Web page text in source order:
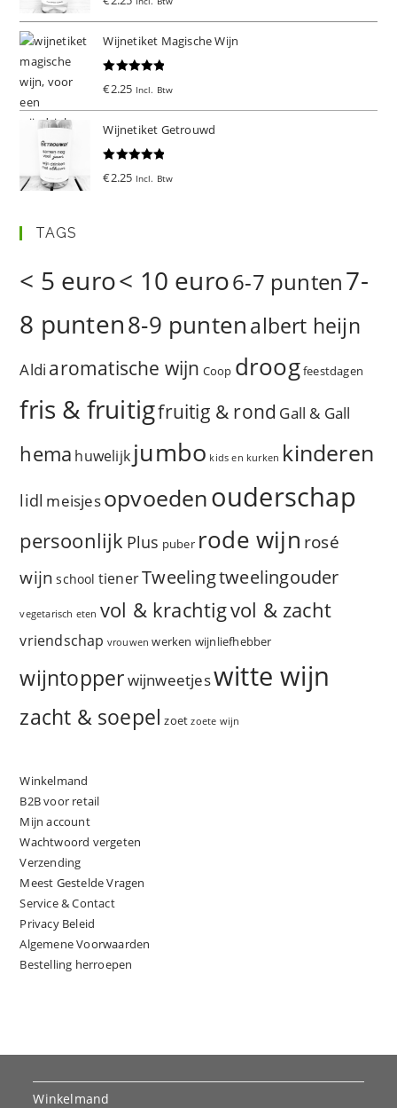
Wijnetiket Magische Wijn
€2.25 Incl. Btw
Wijnetiket Getrouwd
€2.25 Incl. Btw
TAGS
< 5 euro< 10 euro6-7 punten7-
8 punten8-9 puntenalbert heijn
Aldi aromatische wijn Coop droogfeestdagen
fris & fruitigfruitig & rond Gall & Gall
hema huwelijk jumbo kids en kurken kinderen
lidl meisjesopvoedenouderschap
persoonlijk Plus puber rode wijn rosé
wijn school tienerTweelingtweelingouder
vegetarisch eten vol & krachtigvol & zacht
vriendschap vrouwen werken wijnliefhebber
wijntopperwijnweetjeswitte wijn
zacht & soepel zoet zoete wijn
Winkelmand
B2B voor retail
Mijn account
Wachtwoord vergeten
Verzending
Meest Gestelde Vragen
Service & Contact
Privacy Beleid
Algemene Voorwaarden
Bestelling herroepen
Winkelmand